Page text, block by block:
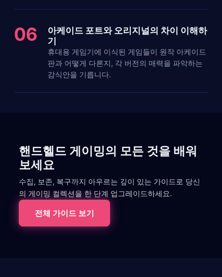
06
아케이드 포트와 오리지널의 차이 이해하
기
휴대용 게임기에 이식된 게임들이 원작 아케이드
판과 어떻게 다른지, 각 버전의 매력을 파악하는
감식안을 기릅니다.
핸드헬드 게이밍의 모든 것을 배워
보세요
수집, 보존, 복구까지 아우르는 깊이 있는 가이드로 당신
의 게이밍 컬렉션을 한 단계 업그레이드하세요.
전체 가이드 보기